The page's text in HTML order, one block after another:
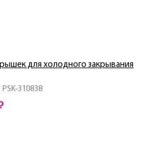
310838
для холодного закрывания